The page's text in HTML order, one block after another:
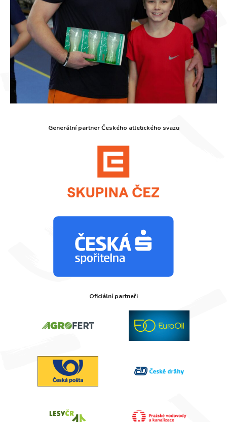
Generální partner Českého atletického svazu
Oficiální partneři